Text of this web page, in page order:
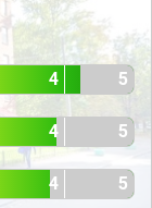
4 5
4 5
4 5